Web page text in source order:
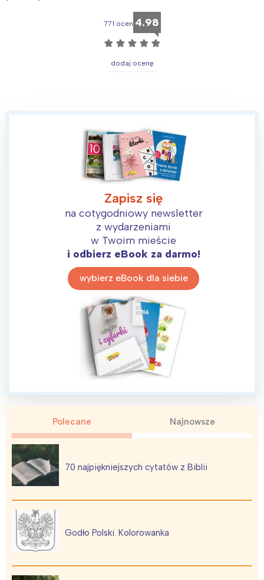
771 ocen 4.98
☆ ☆ ☆ ☆ ☆
dodaj ocenę
Zapisz się
na cotygodniowy newsletter
z wydarzeniami
w Twoim mieście
i odbierz eBook za darmo!
wybierz eBook dla siebie
Polecane Najnowsze
70 najpiękniejszych cytatów z Biblii
Godło Polski. Kolorowanka
Interesują mnie wydarzenia z
tego regionu:
Warszawa
Trójmiasto
Poznań
Wrocław
Śląsk
Kraków
Południe
Północ
Wszystkie
Wybieram